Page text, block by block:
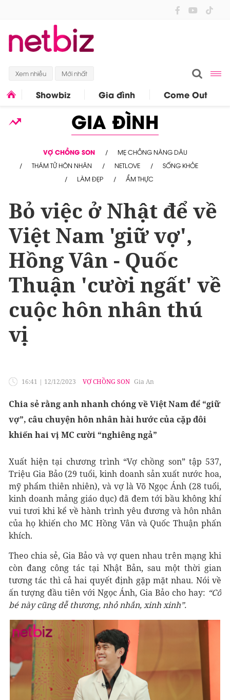
Xem nhiều Mới nhất
Showbiz Gia đình Come Out
GIA ĐÌNH
VỢ CHỒNG SON
MẸ CHỒNG NÀNG DÂU
THÁM TỬ HÔN NHÂN
NETLOVE
SỐNG KHỎE
LÀM ĐẸP
ẨM THỰC
Bỏ việc ở Nhật để về
Việt Nam 'giữ vợ',
Hồng Vân - Quốc
Thuận 'cười ngất' về
cuộc hôn nhân thú
vị
16:41 | 12/12/2023 VỢ CHỒNG SON Gia An
Chia sẻ rằng anh nhanh chóng về Việt Nam để “giữ
vợ”, câu chuyện hôn nhân hài hước của cặp đôi
khiến hai vị MC cười “nghiêng ngả”
Xuất hiện tại chương trình “Vợ chồng son” tập 537,
Triệu Gia Bảo (29 tuổi, kinh doanh sản xuất nước hoa,
mỹ phẩm thiên nhiên), và vợ là Võ Ngọc Ánh (28 tuổi,
kinh doanh mảng giáo dục) đã đem tới bầu không khí
vui tươi khi kể về hành trình yêu đương và hôn nhân
của họ khiến cho MC Hồng Vân và Quốc Thuận phấn
khích.
Theo chia sẻ, Gia Bảo và vợ quen nhau trên mạng khi
còn đang công tác tại Nhật Bản, sau một thời gian
tương tác thì cả hai quyết định gặp mặt nhau. Nói về
ấn tượng đầu tiên với Ngọc Ánh, Gia Bảo cho hay: “Cô
bé này cũng dễ thương, nhỏ nhắn, xinh xinh”.